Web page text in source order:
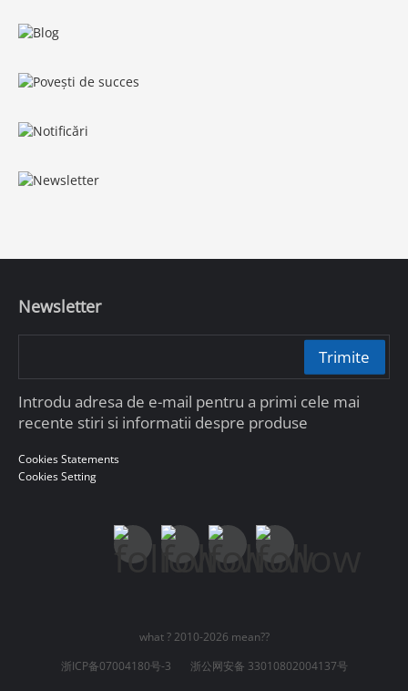
Blog
Povești de succes
Notificări
Newsletter
Trimite
Introdu adresa de e-mail pentru a primi cele mai
recente stiri si informatii despre produse
Cookies Statements
Cookies Setting
what ? 2010-2026 mean??
浙ICP备07004180号-3
浙公网安备 33010802004137号